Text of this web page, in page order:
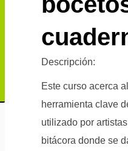
Descripción:
Este curso acerca
herramienta clave
utilizado por
bitácora donde se